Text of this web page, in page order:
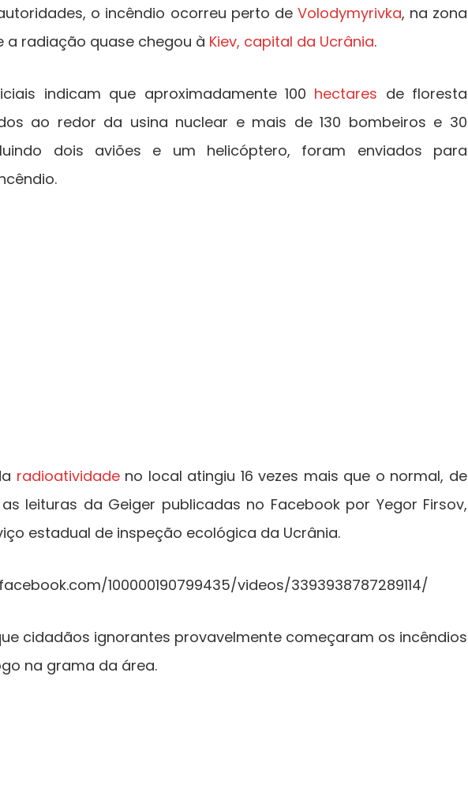
o incêndio ocorreu perto de Volodymyrivka, na zona
a radiação quase chegou à Kiev, capital da Ucrânia.
indicam que aproximadamente 100 hectares de floresta
ao redor da usina nuclear e mais de 130 bombeiros e 30
dois aviões e um helicóptero, foram enviados para
radioatividadeno local atingiu 16 vezes mais que o normal, de
leituras da Geiger publicadas no Facebook por Yegor Firsov,
estadual de inspeção ecológica da Ucrânia.
100000190799435/videos/3393938787289114/
cidadãos ignorantes provavelmente começaram os incêndios
na grama da área.